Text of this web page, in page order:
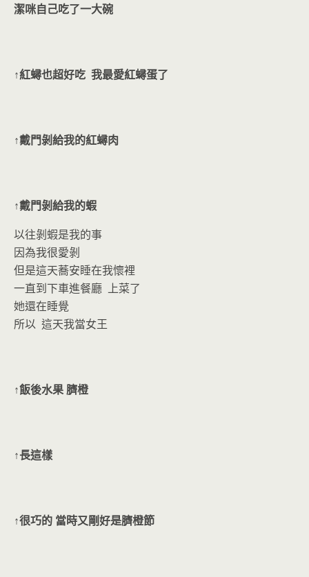
潔咪自己吃了一大碗
↑紅蟳也超好吃 我最愛紅蟳蛋了
↑戴門剝給我的紅蟳肉
↑戴門剝給我的蝦
以往剝蝦是我的事
因為我很愛剝
但是這天蕎安睡在我懷裡
一直到下車進餐廳 上菜了
她還在睡覺
所以 這天我當女王
↑飯後水果 臍橙
↑長這樣
↑很巧的 當時又剛好是臍橙節